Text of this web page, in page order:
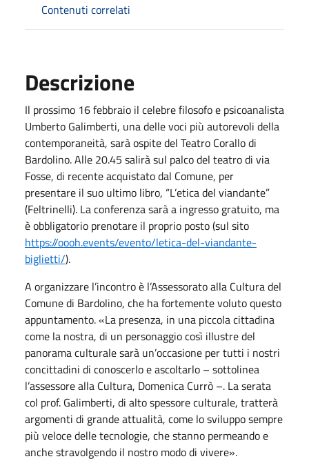
Contenuti correlati
Descrizione
Il prossimo 16 febbraio il celebre filosofo e psicoanalista
Umberto Galimberti, una delle voci più autorevoli della
contemporaneità, sarà ospite del Teatro Corallo di
Bardolino. Alle 20.45 salirà sul palco del teatro di via
Fosse, di recente acquistato dal Comune, per
presentare il suo ultimo libro, “L’etica del viandante”
(Feltrinelli). La conferenza sarà a ingresso gratuito, ma
è obbligatorio prenotare il proprio posto (sul sito
https://oooh.events/evento/letica-del-viandante-
biglietti/).
A organizzare l’incontro è l’Assessorato alla Cultura del
Comune di Bardolino, che ha fortemente voluto questo
appuntamento. «La presenza, in una piccola cittadina
come la nostra, di un personaggio così illustre del
panorama culturale sarà un’occasione per tutti i nostri
concittadini di conoscerlo e ascoltarlo – sottolinea
l’assessore alla Cultura, Domenica Currò –. La serata
col prof. Galimberti, di alto spessore culturale, tratterà
argomenti di grande attualità, come lo sviluppo sempre
più veloce delle tecnologie, che stanno permeando e
anche stravolgendo il nostro modo di vivere».